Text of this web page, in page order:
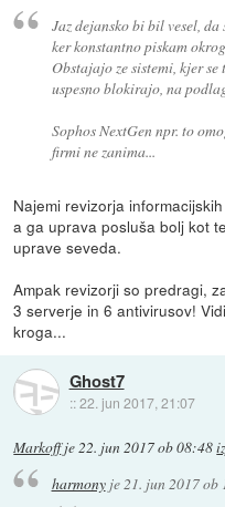
Jaz dejansko bi bil vesel,
ker konstantno piskam
Obstajajo ze sistemi, kjer
uspesno blokirajo, na
Sophos NextGen npr. to
firmi ne zanima...
Najemi revizorja
a ga uprava posluša bolj kot
uprave seveda.
Ampak revizorji so predragi,
3 serverje in 6 antivirusov!
kroga...
Ghost7
::22. jun 2017, 21:07
Markoffje22. jun 2017 ob 08:48
harmonyje21. jun 2017 ob